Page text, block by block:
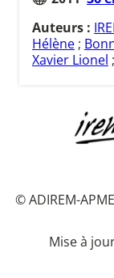
Auteurs :
Hélène;
Xavier Lionel ;
© ADIREM-
Mise à